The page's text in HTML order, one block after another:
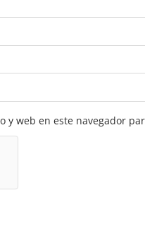
y web en este navegador